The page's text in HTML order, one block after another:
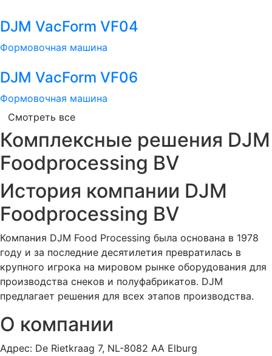
DJM VacForm VF04
Формовочная машина
DJM VacForm VF06
Формовочная машина
Смотреть все
Комплексные решения DJM
Foodprocessing BV
История компании DJM
Foodprocessing BV
Компания DJM Food Processing была основана в 1978
году и за последние десятилетия превратилась в
крупного игрока на мировом рынке оборудования для
производства снеков и полуфабрикатов. DJM
предлагает решения для всех этапов производства.
О компании
Адрес: De Rietkraag 7, NL-8082 AA Elburg